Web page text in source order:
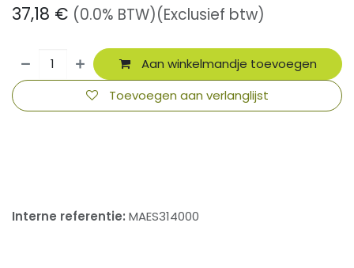
37,18 € (0.0% BTW)(Exclusief btw)
Aan winkelmandje toevoegen
Toevoegen aan verlanglijst
Interne referentie: MAES314000